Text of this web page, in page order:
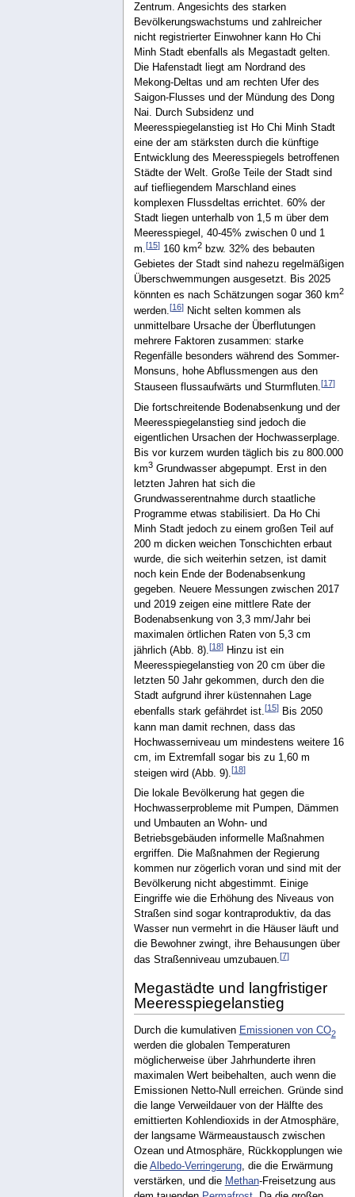
Zentrum. Angesichts des starken
Bevölkerungswachstums und zahlreicher
nicht registrierter Einwohner kann Ho Chi
Minh Stadt ebenfalls als Megastadt gelten.
Die Hafenstadt liegt am Nordrand des
Mekong-Deltas und am rechten Ufer des
Saigon-Flusses und der Mündung des Dong
Nai. Durch Subsidenz und
Meeresspiegelanstieg ist Ho Chi Minh Stadt
eine der am stärksten durch die künftige
Entwicklung des Meeresspiegels betroffenen
Städte der Welt. Große Teile der Stadt sind
auf tiefliegendem Marschland eines
komplexen Flussdeltas errichtet. 60% der
Stadt liegen unterhalb von 1,5 m über dem
Meeresspiegel, 40-45% zwischen 0 und 1
m.[15]160 km2bzw. 32% des bebauten
Gebietes der Stadt sind nahezu regelmäßigen
Überschwemmungen ausgesetzt. Bis 2025
könnten es nach Schätzungen sogar 360 km2
werden.[16]Nicht selten kommen als
unmittelbare Ursache der Überflutungen
mehrere Faktoren zusammen: starke
Regenfälle besonders während des Sommer-
Monsuns, hohe Abflussmengen aus den
Stauseen flussaufwärts und Sturmfluten.[17]
Die fortschreitende Bodenabsenkung und der
Meeresspiegelanstieg sind jedoch die
eigentlichen Ursachen der Hochwasserplage.
Bis vor kurzem wurden täglich bis zu 800.000
km3Grundwasser abgepumpt. Erst in den
letzten Jahren hat sich die
Grundwasserentnahme durch staatliche
Programme etwas stabilisiert. Da Ho Chi
Minh Stadt jedoch zu einem großen Teil auf
200 m dicken weichen Tonschichten erbaut
wurde, die sich weiterhin setzen, ist damit
noch kein Ende der Bodenabsenkung
gegeben. Neuere Messungen zwischen 2017
und 2019 zeigen eine mittlere Rate der
Bodenabsenkung von 3,3 mm/Jahr bei
maximalen örtlichen Raten von 5,3 cm
jährlich (Abb. 8).[18]Hinzu ist ein
Meeresspiegelanstieg von 20 cm über die
letzten 50 Jahr gekommen, durch den die
Stadt aufgrund ihrer küstennahen Lage
ebenfalls stark gefährdet ist.[15]Bis 2050
kann man damit rechnen, dass das
Hochwasserniveau um mindestens weitere 16
cm, im Extremfall sogar bis zu 1,60 m
steigen wird (Abb. 9).[18]
Die lokale Bevölkerung hat gegen die
Hochwasserprobleme mit Pumpen, Dämmen
und Umbauten an Wohn- und
Betriebsgebäuden informelle Maßnahmen
ergriffen. Die Maßnahmen der Regierung
kommen nur zögerlich voran und sind mit der
Bevölkerung nicht abgestimmt. Einige
Eingriffe wie die Erhöhung des Niveaus von
Straßen sind sogar kontraproduktiv, da das
Wasser nun vermehrt in die Häuser läuft und
die Bewohner zwingt, ihre Behausungen über
das Straßenniveau umzubauen.[7]
Megastädte und langfristiger
Meeresspiegelanstieg
Durch die kumulativen Emissionen von CO2
werden die globalen Temperaturen
möglicherweise über Jahrhunderte ihren
maximalen Wert beibehalten, auch wenn die
Emissionen Netto-Null erreichen. Gründe sind
die lange Verweildauer von der Hälfte des
emittierten Kohlendioxids in der Atmosphäre,
der langsame Wärmeaustausch zwischen
Ozean und Atmosphäre, Rückkopplungen wie
die Albedo-Verringerung, die die Erwärmung
verstärken, und die Methan-Freisetzung aus